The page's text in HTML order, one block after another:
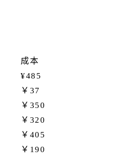
成本
¥485
￥37
￥350
￥320
￥405
￥190